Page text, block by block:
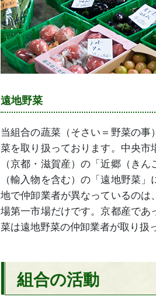
遠地野菜
当組合の蔬菜（そさい＝野菜の事
菜を取り扱っております。中央市
（京都・滋賀産）の「近郷（き
（輸入物を含む）の「遠地野菜
地で仲卸業者が異なっているのは
場第一市場だけです。京都産であ
菜は遠地野菜の仲卸業者が取り扱
組合の活動